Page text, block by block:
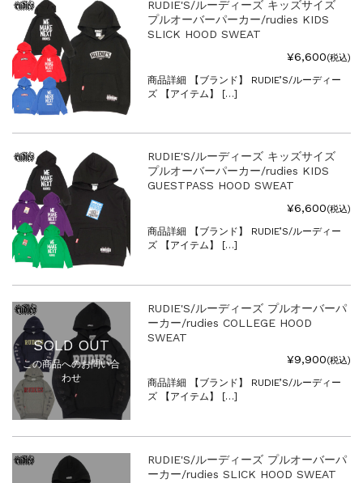
RUDIE'S/ルーディーズ キッズサイズ
プルオーバーパーカー/rudies KIDS
SLICK HOOD SWEAT
¥6,600(税込)
商品詳細 【ブランド】 RUDIE’S/ルーディー
ズ 【アイテム】 […]
RUDIE'S/ルーディーズ キッズサイズ
プルオーバーパーカー/rudies KIDS
GUESTPASS HOOD SWEAT
¥6,600(税込)
商品詳細 【ブランド】 RUDIE’S/ルーディー
ズ 【アイテム】 […]
SOLD OUT
この商品へのお問い合
わせ
RUDIE'S/ルーディーズ プルオーバーパ
ーカー/rudies COLLEGE HOOD
SWEAT
¥9,900(税込)
商品詳細 【ブランド】 RUDIE’S/ルーディー
ズ 【アイテム】 […]
RUDIE'S/ルーディーズ プルオーバーパ
ーカー/rudies SLICK HOOD SWEAT